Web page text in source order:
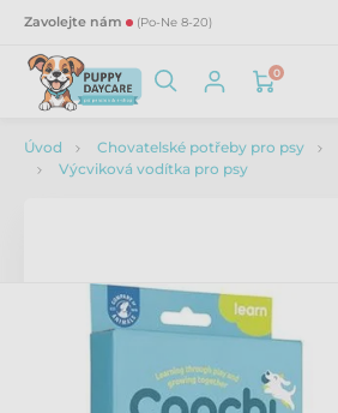
Zavolejte nám (Po-Ne 8-20)
0
Úvod Chovatelské potřeby pro psy
Výcviková vodítka pro psy